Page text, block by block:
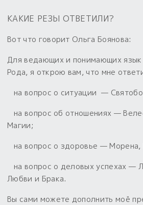
КАКИЕ РЕЗЫ ОТВЕТИЛИ?
Вот что говорит Ольга Боянова:
Для ведающих и понимающих язык
Рода, я открою вам, что мне
на вопрос о ситуации —
на вопрос об отношениях —
Магии;
на вопрос о здоровье — Морена,
на вопрос о деловых успехах —
Любви и Брака.
Вы сами можете дополнить моё